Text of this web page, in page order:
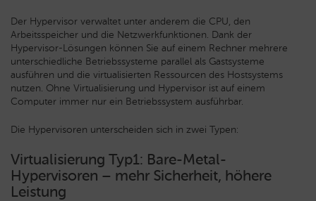
Der Hypervisor verwaltet unter anderem die CPU, den
Arbeitsspeicher und die Netzwerkfunktionen. Dank der
Hypervisor-Lösungen können Sie auf einem Rechner mehrere
unterschiedliche Betriebssysteme parallel als Gastsysteme
ausführen und die virtualisierten Ressourcen des Hostsystems
nutzen. Ohne Virtualisierung und Hypervisor ist auf einem
Computer immer nur ein Betriebssystem ausführbar.
Die Hypervisoren unterscheiden sich in zwei Typen:
Virtualisierung Typ1: Bare-Metal-
Hypervisoren – mehr Sicherheit, höhere
Leistung